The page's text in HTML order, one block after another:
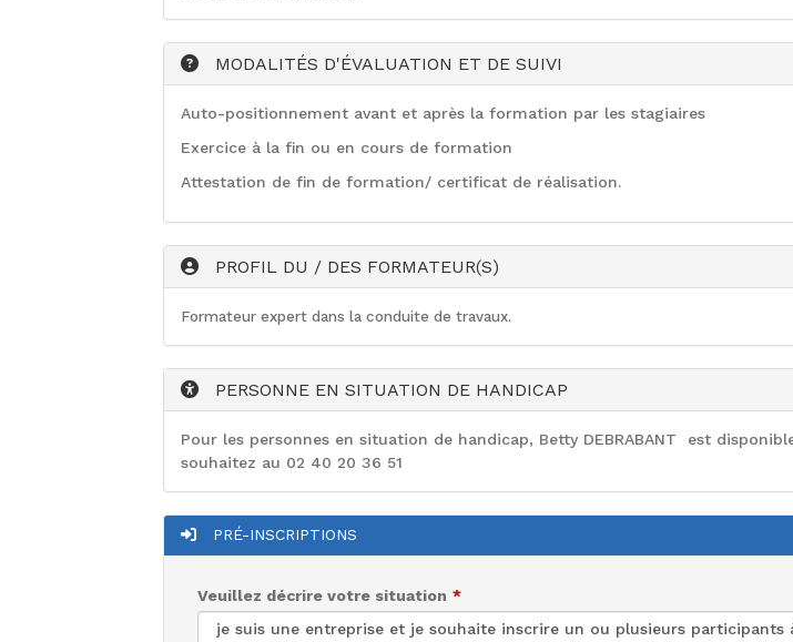
MODALITÉS D'ÉVALUATION ET DE SUIVI
Auto-positionnement avant et après la formation par les stagiaires
Exercice à la fin ou en cours de formation
Attestation de fin de formation/ certificat de réalisation.
PROFIL DU / DES FORMATEUR(S)
Formateur expert dans la conduite de travaux.
PERSONNE EN SITUATION DE HANDICAP
Pour les personnes en situation de handicap, Betty DEBRABANT est
souhaitez au 02 40 20 36 51
PRÉ-INSCRIPTIONS
Veuillez décrire votre situation